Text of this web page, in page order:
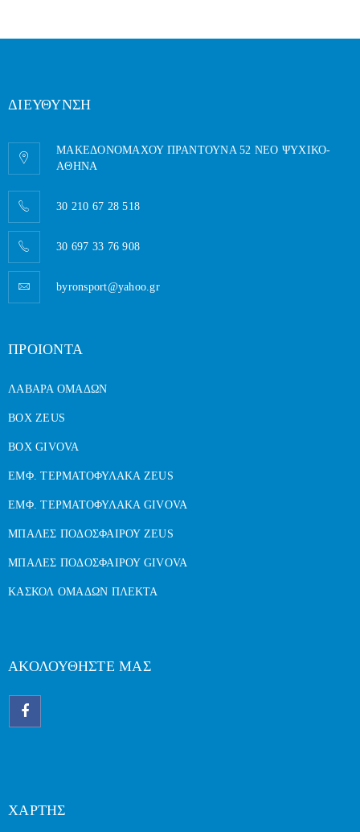
ΔΙΕΥΘΥΝΣΗ
ΜΑΚΕΔΟΝΟΜΑΧΟΥ ΠΡΑΝΤΟΥΝΑ 52 ΝΕΟ ΨΥΧΙΚΟ-
AΘΗΝΑ
30 210 67 28 518
30 697 33 76 908
byronsport@yahoo.gr
ΠΡΟΙΟΝΤΑ
ΛΑΒΑΡΑ ΟΜΑΔΩΝ
BOX ZEUS
BOX GIVOVA
ΕΜΦ. ΤΕΡΜΑΤΟΦΥΛΑΚΑ ZEUS
ΕΜΦ. ΤΕΡΜΑΤΟΦΥΛΑΚΑ GIVOVA
ΜΠΑΛΕΣ ΠΟΔΟΣΦΑΙΡΟΥ ZEUS
ΜΠΑΛΕΣ ΠΟΔΟΣΦΑΙΡΟΥ GIVOVA
ΚΑΣΚΟΛ ΟΜΑΔΩΝ ΠΛΕΚΤΑ
ΑΚΟΛΟΥΘΗΣΤΕ ΜΑΣ
ΧΑΡΤΗΣ